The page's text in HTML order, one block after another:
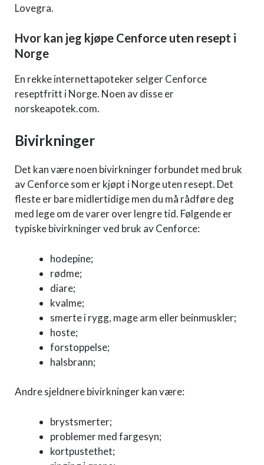
Lovegra.
Hvor kan jeg kjøpe Cenforce uten resept i
Norge
En rekke internettapoteker selger Cenforce
reseptfritt i Norge. Noen av disse er
norskeapotek.com.
Bivirkninger
Det kan være noen bivirkninger forbundet med bruk
av Cenforce som er kjøpt i Norge uten resept. Det
fleste er bare midlertidige men du må rådføre deg
med lege om de varer over lengre tid. Følgende er
typiske bivirkninger ved bruk av Cenforce:
hodepine;
rødme;
diare;
kvalme;
smerte i rygg, mage arm eller beinmuskler;
hoste;
forstoppelse;
halsbrann;
Andre sjeldnere bivirkninger kan være:
brystsmerter;
problemer med fargesyn;
kortpustethet;